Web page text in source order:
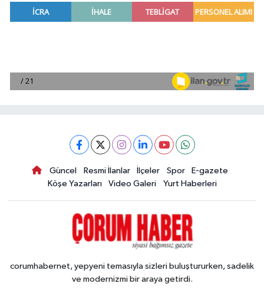
Güncel Resmi İlanlar İlçeler Spor
E-gazete
Köşe Yazarları
Video Galeri Yurt Haberleri
corumhabernet, yepyeni temasıyla sizleri buluştururken, sadelik
ve modernizmi bir araya getirdi.